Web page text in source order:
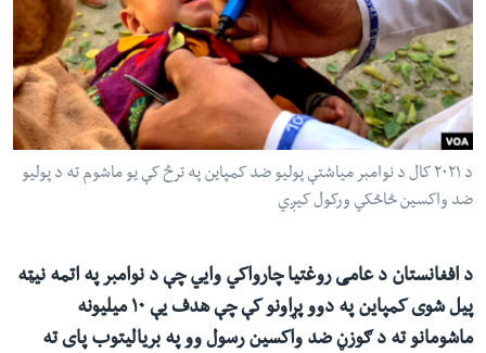
شئ
لټون
ځای
ته
لاړ
شئ
له مونږ سره په تماس کې پاتې شئ
ژبې
د ۲۰۲۱ کال د نوامبر میاشتې پولیو ضد کمپاین په ترڅ کې یو ماشوم ته د پولیو
ضد واکسین څاڅکي ورکول کیږي
د افغانستان د عامی روغتیا چارواکي وایي چې د نوامبر په اتمه نیټه
پیل شوی کمپاین په دوو پړاونو کې چې هدف یې ۱۰ میلیونه
ماشومانو ته د ګوزڼ ضد واکسین رسول وو په بریالیتوب پای ته